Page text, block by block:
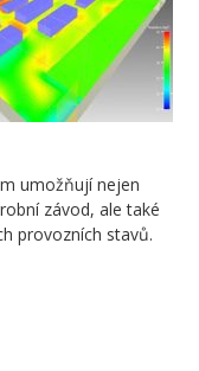
umožňují nejen
závod, ale také
provozních stavů.